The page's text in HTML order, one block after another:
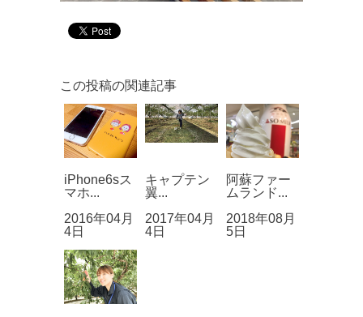
この投稿の関連記事
iPhone6sス
マホ...
2016年04月
4日
キャプテン
翼...
2017年04月
4日
阿蘇ファー
ムランド...
2018年08月
5日